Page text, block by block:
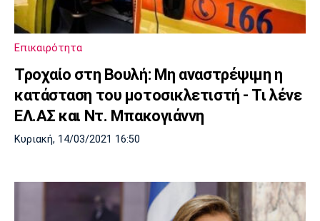
Επικαιρότητα
Τροχαίο στη Βουλή: Μη αναστρέψιμη η
κατάσταση του μοτοσικλετιστή - Τι λένε
ΕΛ.ΑΣ και Ντ. Μπακογιάννη
Κυριακή, 14/03/2021 16:50